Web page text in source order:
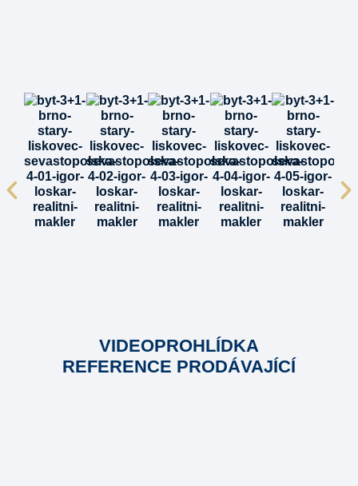
VIDEOPROHLÍDKA
REFERENCE PRODÁVAJÍCÍ